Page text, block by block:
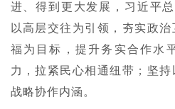
进、得到更大发展，习近平
以高层交往为引领，夯实政
福为目标，提升务实合作水
力，拉紧民心相通纽带；坚
战略协作内涵。